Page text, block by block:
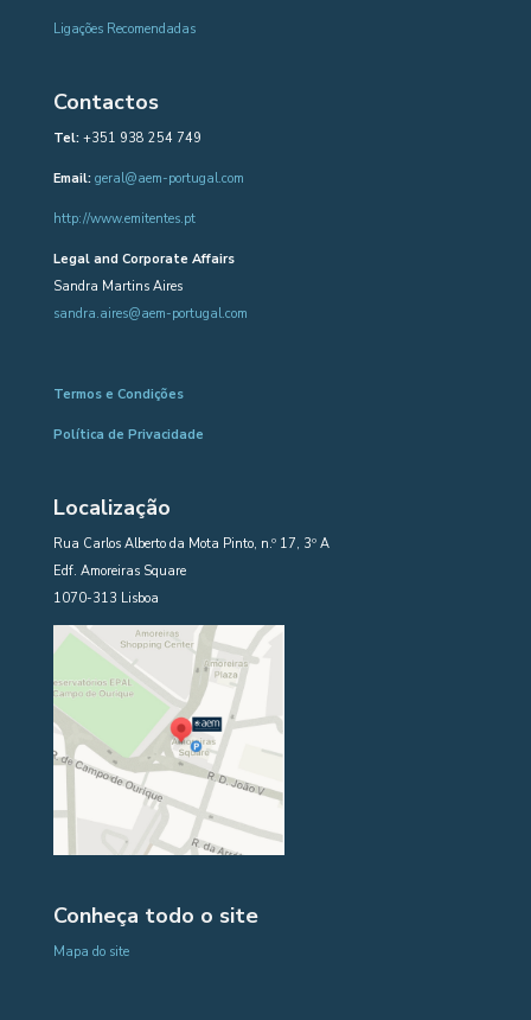
Ligações Recomendadas
Contactos
Tel:+351 938 254 749
Email: geral@aem-portugal.com
http://www.emitentes.pt
Legal and Corporate Affairs
Sandra Martins Aires
sandra.aires@aem-portugal.com
Termos e Condições
Política de Privacidade
Localização
Rua Carlos Alberto da Mota Pinto, n.º 17, 3º A
Edf. Amoreiras Square
1070-313 Lisboa
Conheça todo o site
Mapa do site